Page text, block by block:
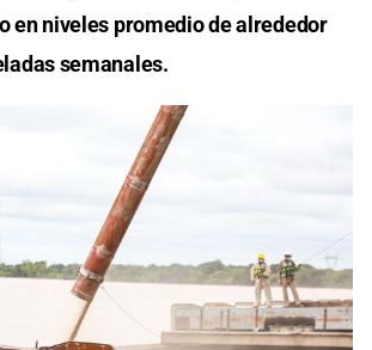
en niveles promedio de alrededor
semanales.